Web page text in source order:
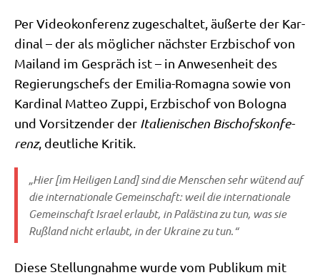
Per Video­kon­fe­renz zuge­schal­tet, äußer­te der Kar­
di­nal – der als mög­li­cher näch­ster Erz­bi­schof von
Mai­land im Gespräch ist – in Anwe­sen­heit des
Regie­rungs­chefs der Emi­lia-Roma­gna sowie von
Kar­di­nal Matteo Zup­pi, Erz­bi­schof von Bolo­gna
und Vor­sit­zen­der der Ita­lie­ni­schen Bischofs­kon­fe­
renz, deut­li­che Kritik.
„Hier [im Hei­li­gen Land] sind die Men­schen sehr wütend auf
die inter­na­tio­na­le Gemein­schaft: weil die inter­na­tio­na­le
Gemein­schaft Isra­el erlaubt, in Palä­sti­na zu tun, was sie
Ruß­land nicht erlaubt, in der Ukrai­ne zu tun.“
Die­se Stel­lung­nah­me wur­de vom Publi­kum mit